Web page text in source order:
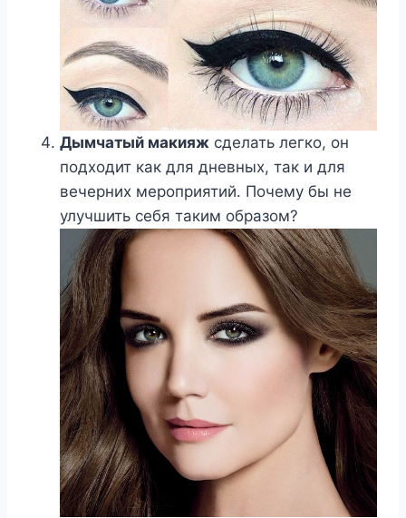
Дымчатый макияж сделать легко, он
подходит как для дневных, так и для
вечерних мероприятий. Почему бы не
улучшить себя таким образом?